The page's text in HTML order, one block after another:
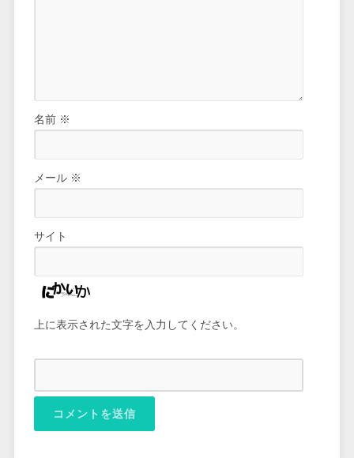
名前 ※
メール ※
サイト
上に表示された文字を入力してください。